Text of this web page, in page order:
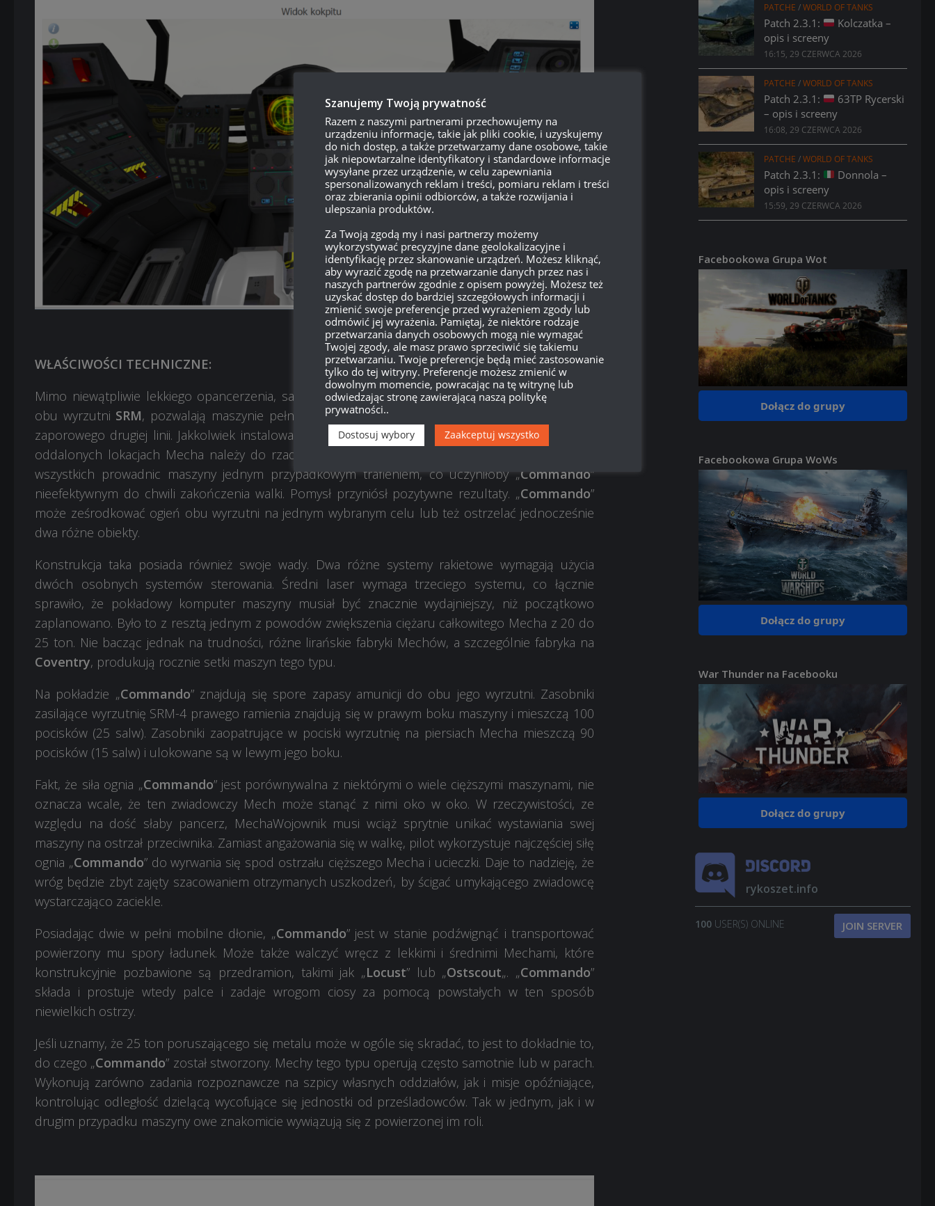
WŁAŚCIWOŚCI TECHNICZNE:
Mimo niewątpliwie lekkiego opancerzenia, salwy dziesięciu pocisków odpalonych jednocześnie z
obu wyrzutni SRM, pozwalają maszynie pełnić w razie konieczności rolę pomocniczego pojazdu
zaporowego drugiej linii. Jakkolwiek instalowanie dwóch podobnych systemów rakietowych w tak
oddalonych lokacjach Mecha należy do rzadkości, rozwiązanie takie zapobiega unieruchomieniu
wszystkich prowadnic maszyny jednym przypadkowym trafieniem, co uczyniłoby „Commando”
nieefektywnym do chwili zakończenia walki. Pomysł przyniósł pozytywne rezultaty. „Commando”
może ześrodkować ogień obu wyrzutni na jednym wybranym celu lub też ostrzelać jednocześnie
dwa różne obiekty.
Konstrukcja taka posiada również swoje wady. Dwa różne systemy rakietowe wymagają użycia
dwóch osobnych systemów sterowania. Średni laser wymaga trzeciego systemu, co łącznie
sprawiło, że pokładowy komputer maszyny musiał być znacznie wydajniejszy, niż początkowo
zaplanowano. Było to z resztą jednym z powodów zwiększenia ciężaru całkowitego Mecha z 20 do
25 ton. Nie bacząc jednak na trudności, różne lirańskie fabryki Mechów, a szczególnie fabryka na
Coventry, produkują rocznie setki maszyn tego typu.
Na pokładzie „Commando” znajdują się spore zapasy amunicji do obu jego wyrzutni. Zasobniki
zasilające wyrzutnię SRM-4 prawego ramienia znajdują się w prawym boku maszyny i mieszczą 100
pocisków (25 salw). Zasobniki zaopatrujące w pociski wyrzutnię na piersiach Mecha mieszczą 90
pocisków (15 salw) i ulokowane są w lewym jego boku.
Fakt, że siła ognia „Commando” jest porównywalna z niektórymi o wiele cięższymi maszynami, nie
oznacza wcale, że ten zwiadowczy Mech może stanąć z nimi oko w oko. W rzeczywistości, ze
względu na dość słaby pancerz, MechaWojownik musi wciąż sprytnie unikać wystawiania swej
maszyny na ostrzał przeciwnika. Zamiast angażowania się w walkę, pilot wykorzystuje najczęściej siłę
ognia „Commando” do wyrwania się spod ostrzału cięższego Mecha i ucieczki. Daje to nadzieję, że
wróg będzie zbyt zajęty szacowaniem otrzymanych uszkodzeń, by ścigać umykającego zwiadowcę
wystarczająco zaciekle.
Posiadając dwie w pełni mobilne dłonie, „Commando” jest w stanie podźwignąć i transportować
powierzony mu spory ładunek. Może także walczyć wręcz z lekkimi i średnimi Mechami, które
konstrukcyjnie pozbawione są przedramion, takimi jak „Locust” lub „Ostscout„. „Commando”
składa i prostuje wtedy palce i zadaje wrogom ciosy za pomocą powstałych w ten sposób
niewielkich ostrzy.
Jeśli uznamy, że 25 ton poruszającego się metalu może w ogóle się skradać, to jest to dokładnie to,
do czego „Commando” został stworzony. Mechy tego typu operują często samotnie lub w parach.
Wykonują zarówno zadania rozpoznawcze na szpicy własnych oddziałów, jak i misje opóźniające,
kontrolując odległość dzielącą wycofujące się jednostki od prześladowców. Tak w jednym, jak i w
drugim przypadku maszyny owe znakomicie wywiązują się z powierzonej im roli.
PATCHE /WORLD OF TANKS
Patch 2.3.1:
Kolczatka –
opis i screeny
16:15, 29 CZERWCA 2026
PATCHE /WORLD OF TANKS
Patch 2.3.1:
63TP Rycerski
– opis i screeny
16:08, 29 CZERWCA 2026
PATCHE /WORLD OF TANKS
Patch 2.3.1:
Donnola –
opis i screeny
15:59, 29 CZERWCA 2026
Facebookowa Grupa Wot
Dołącz do grupy
Facebookowa Grupa WoWs
Dołącz do grupy
War Thunder na Facebooku
Dołącz do grupy
rykoszet.info
100 USER(S) ONLINE JOIN SERVER
Szanujemy Twoją prywatność
Razem z naszymi partnerami przechowujemy na
urządzeniu informacje, takie jak pliki cookie, i uzyskujemy
do nich dostęp, a także przetwarzamy dane osobowe, takie
jak niepowtarzalne identyfikatory i standardowe informacje
wysyłane przez urządzenie, w celu zapewniania
spersonalizowanych reklam i treści, pomiaru reklam i treści
oraz zbierania opinii odbiorców, a także rozwijania i
ulepszania produktów.
Za Twoją zgodą my i nasi partnerzy możemy
wykorzystywać precyzyjne dane geolokalizacyjne i
identyfikację przez skanowanie urządzeń. Możesz kliknąć,
aby wyrazić zgodę na przetwarzanie danych przez nas i
naszych partnerów zgodnie z opisem powyżej. Możesz też
uzyskać dostęp do bardziej szczegółowych informacji i
zmienić swoje preferencje przed wyrażeniem zgody lub
odmówić jej wyrażenia. Pamiętaj, że niektóre rodzaje
przetwarzania danych osobowych mogą nie wymagać
Twojej zgody, ale masz prawo sprzeciwić się takiemu
przetwarzaniu. Twoje preferencje będą mieć zastosowanie
tylko do tej witryny. Preferencje możesz zmienić w
dowolnym momencie, powracając na tę witrynę lub
odwiedzając stronę zawierającą naszą politykę
prywatności..
Dostosuj wybory Zaakceptuj wszystko